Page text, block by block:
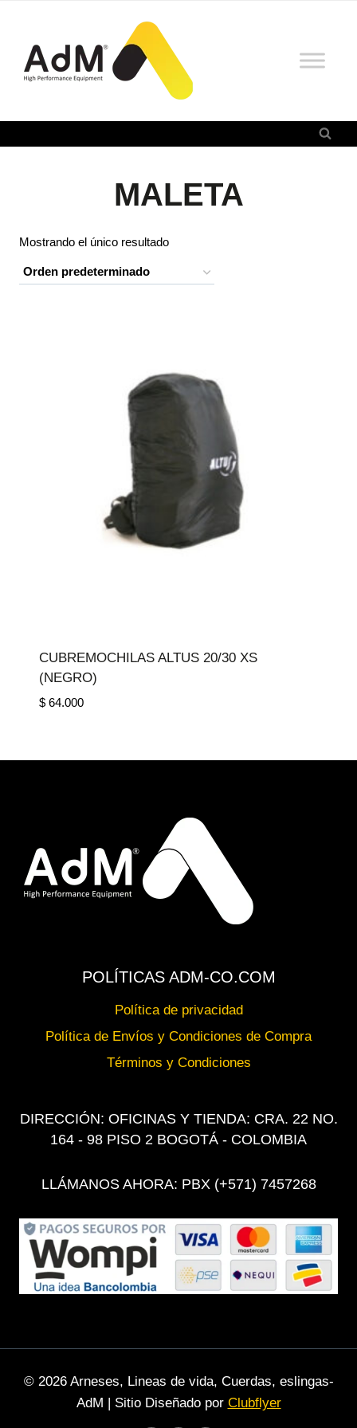
contenido
MALETA
Mostrando el único resultado
CUBREMOCHILAS ALTUS 20/30 XS
(NEGRO)
$64.000
POLÍTICAS ADM-CO.COM
Política de privacidad
Política de Envíos y Condiciones de Compra
Términos y Condiciones
DIRECCIÓN: OFICINAS Y TIENDA: CRA. 22 NO.
164 - 98 PISO 2 BOGOTÁ - COLOMBIA
LLÁMANOS AHORA: PBX (+571) 7457268
© 2026 Arneses, Lineas de vida, Cuerdas, eslingas-
AdM | Sitio Diseñado por Clubflyer